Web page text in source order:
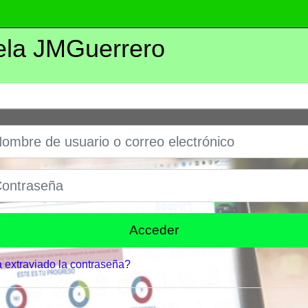
JMGuerrero
Acceder
extraviado la contraseña?